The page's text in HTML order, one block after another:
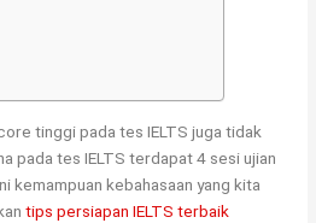
tinggi pada tes IELTS juga tidak
pada tes IELTS terdapat 4 sesi ujian
kemampuan kebahasaan yang kita
tips persiapan IELTS terbaik